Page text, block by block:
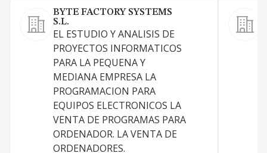
BYTE FACTORY SYSTEMS
S.L.
EL ESTUDIO Y ANALISIS DE
PROYECTOS INFORMATICOS
PARA LA PEQUENA Y
MEDIANA EMPRESA LA
PROGRAMACION PARA
EQUIPOS ELECTRONICOS LA
VENTA DE PROGRAMAS PARA
ORDENADOR. LA VENTA DE
ORDENADORES.